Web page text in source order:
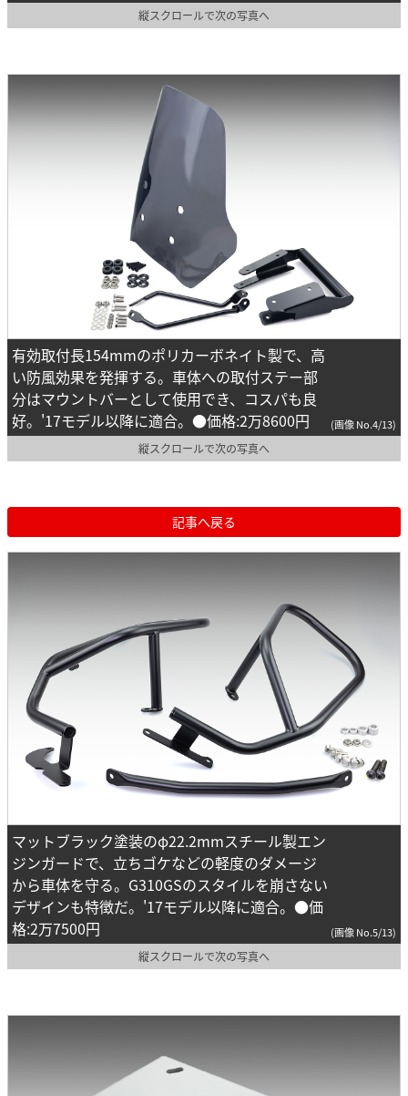
縦スクロールで次の写真へ
有効取付長154mmのポリカーボネイト製で、高
い防風効果を発揮する。車体への取付ステー部
分はマウントバーとして使用でき、コスパも良
好。'17モデル以降に適合。●価格:2万8600円
(画像 No.4/13)
縦スクロールで次の写真へ
記事へ戻る
マットブラック塗装のφ22.2mmスチール製エン
ジンガードで、立ちゴケなどの軽度のダメージ
から車体を守る。G310GSのスタイルを崩さない
デザインも特徴だ。'17モデル以降に適合。●価
格:2万7500円
(画像 No.5/13)
縦スクロールで次の写真へ